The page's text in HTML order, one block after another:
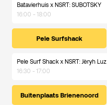
Batavierhuis x NSRT: SUBOTSKY
16:00 - 18:00
Pele Surfshack
Pele Surf Shack x NSRT: Jèryh Luz
16:30 - 17:00
Buitenplaats Brienenoord